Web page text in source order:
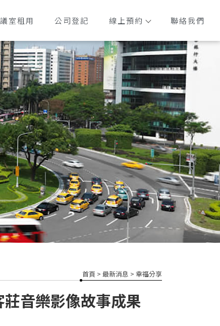
室租用 公司登記 線上預約 聯絡我們
首頁 > 最新消息 > 幸福分享
音樂影像故事成果